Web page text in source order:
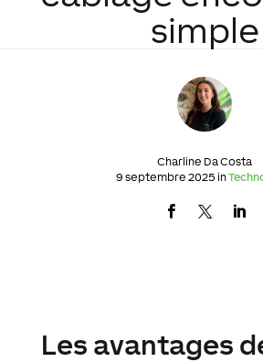
simple
Charline Da Costa
9 septembre 2025 in
Les avantages